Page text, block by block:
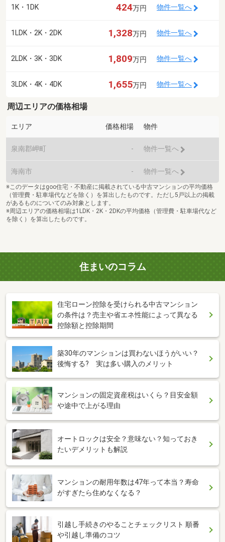
1K・1DK 424万円 物件一覧へ
1LDK・2K・2DK 1,328万円 物件一覧へ
2LDK・3K・3DK 1,809万円 物件一覧へ
3LDK・4K・4DK 1,655万円 物件一覧へ
周辺エリアの価格相場
エリア 価格相場 物件
泉南郡岬町 - 物件一覧へ
海南市 - 物件一覧へ
※このデータはgoo住宅・不動産に掲載されている中古マンションの平均価格
（管理費・駐車場代などを除く）を算出したものです。ただし5戸以上の掲載
があるものについてのみ対象とします。
※周辺エリアの価格相場は1LDK・2K・2DKの平均価格（管理費・駐車場代など
を除く）を算出したものです。
住まいのコラム
住宅ローン控除を受けられる中古マンション
の条件は？売主や省エネ性能によって異なる
控除額と控除期間
築30年のマンションは買わないほうがいい？
後悔する? 実は多い購入のメリット
マンションの固定資産税はいくら？目安金額
や途中で上がる理由
オートロックは安全？意味ない？知っておき
たいデメリットも解説
マンションの耐用年数は47年って本当？寿命
がすぎたら住めなくなる？
引越し手続きのやることチェックリスト 順番
や引越し準備のコツ